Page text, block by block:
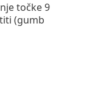
točke 9
(gumb